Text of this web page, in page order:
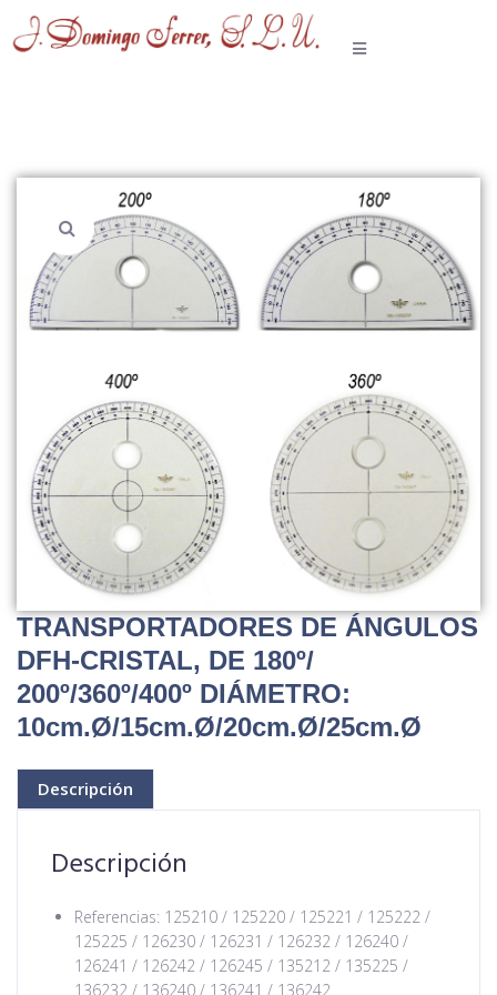
TRANSPORTADORES DE ÁNGULOS
DFH-CRISTAL, DE 180º/
200º/360º/400º DIÁMETRO:
10cm.Ø/15cm.Ø/20cm.Ø/25cm.Ø
Descripción
Descripción
Referencias: 125210 / 125220 / 125221 / 125222 /
125225 / 126230 / 126231 / 126232 / 126240 /
126241 / 126242 / 126245 / 135212 / 135225 /
136232 / 136240 / 136241 / 136242